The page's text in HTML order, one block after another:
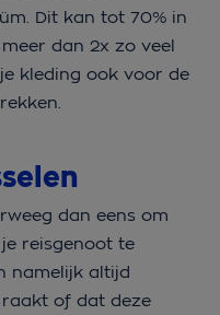
Dit kan tot 70% in
dan 2x zo veel
kleding ook voor de
dan eens om
reisgenoot te
namelijk altijd
of dat deze